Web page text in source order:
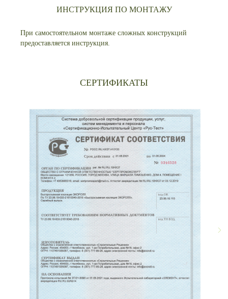
ИНСТРУКЦИЯ ПО МОНТАЖУ
При самостоятельном монтаже сложных конструкций
предоставляется инструкция.
СЕРТИФИКАТЫ